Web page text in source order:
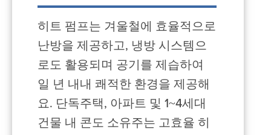
히트 펌프는 겨울철에 효율적으로
난방을 제공하고, 냉방 시스템으
로도 활용되며 공기를 제습하여
일 년 내내 쾌적한 환경을 제공해
요. 단독주택, 아파트 및 1~4세대
건물 내 콘도 소유주는 고효율 히